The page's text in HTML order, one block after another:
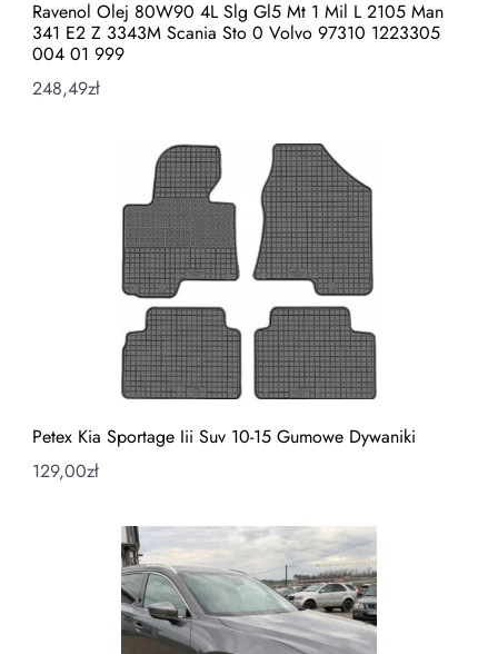
Ravenol Olej 80W90 4L Slg Gl5 Mt 1 Mil L 2105 Man
341 E2 Z 3343M Scania Sto 0 Volvo 97310 1223305
004 01 999
248,49zł
Petex Kia Sportage Iii Suv 10-15 Gumowe Dywaniki
129,00zł